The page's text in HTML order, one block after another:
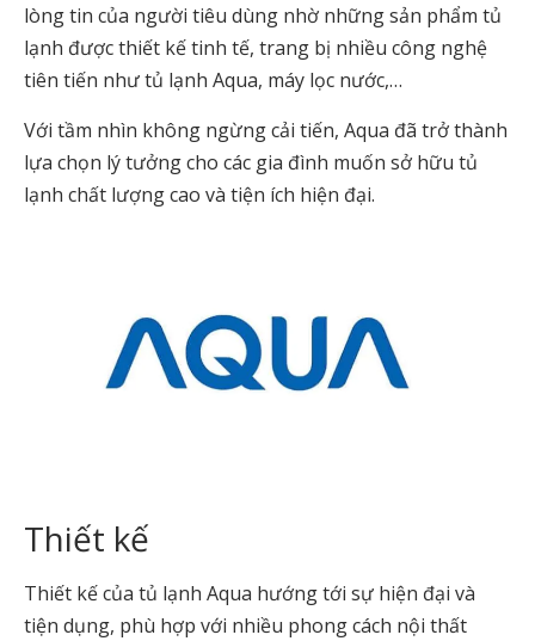
lòng tin của người tiêu dùng nhờ những sản phẩm tủ
lạnh được thiết kế tinh tế, trang bị nhiều công nghệ
tiên tiến như tủ lạnh Aqua, máy lọc nước,…
Với tầm nhìn không ngừng cải tiến, Aqua đã trở thành
lựa chọn lý tưởng cho các gia đình muốn sở hữu tủ
lạnh chất lượng cao và tiện ích hiện đại.
Thiết kế
Thiết kế của tủ lạnh Aqua hướng tới sự hiện đại và
tiện dụng, phù hợp với nhiều phong cách nội thất